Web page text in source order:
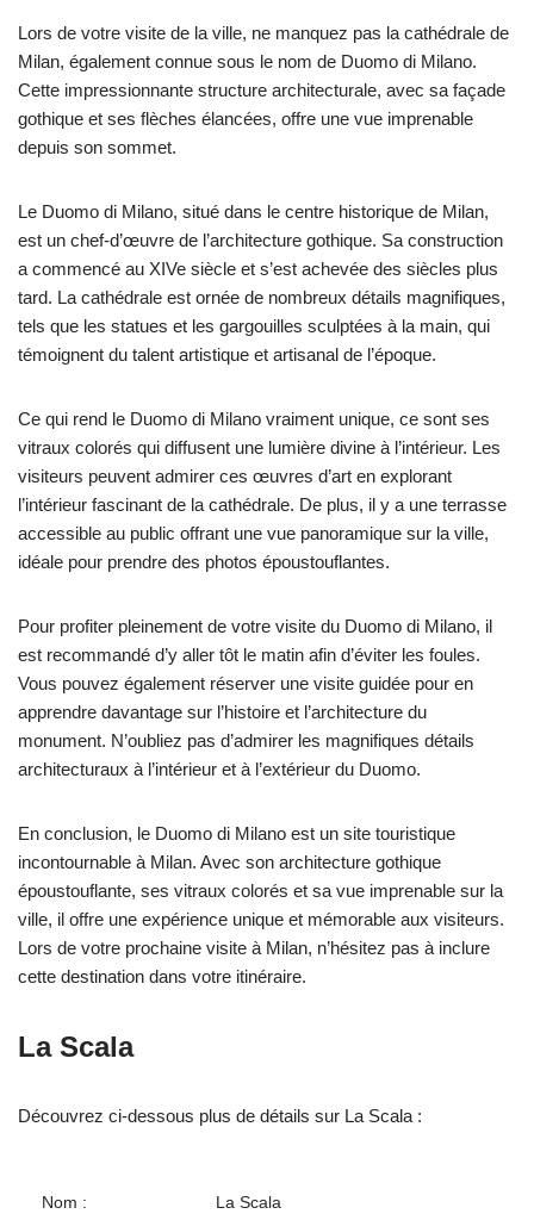
Lors de votre visite de la ville, ne manquez pas la cathédrale de
Milan, également connue sous le nom de Duomo di Milano.
Cette impressionnante structure architecturale, avec sa façade
gothique et ses flèches élancées, offre une vue imprenable
depuis son sommet.
Le Duomo di Milano, situé dans le centre historique de Milan,
est un chef-d’œuvre de l’architecture gothique. Sa construction
a commencé au XIVe siècle et s’est achevée des siècles plus
tard. La cathédrale est ornée de nombreux détails magnifiques,
tels que les statues et les gargouilles sculptées à la main, qui
témoignent du talent artistique et artisanal de l’époque.
Ce qui rend le Duomo di Milano vraiment unique, ce sont ses
vitraux colorés qui diffusent une lumière divine à l’intérieur. Les
visiteurs peuvent admirer ces œuvres d’art en explorant
l’intérieur fascinant de la cathédrale. De plus, il y a une terrasse
accessible au public offrant une vue panoramique sur la ville,
idéale pour prendre des photos époustouflantes.
Pour profiter pleinement de votre visite du Duomo di Milano, il
est recommandé d’y aller tôt le matin afin d’éviter les foules.
Vous pouvez également réserver une visite guidée pour en
apprendre davantage sur l’histoire et l’architecture du
monument. N’oubliez pas d’admirer les magnifiques détails
architecturaux à l’intérieur et à l’extérieur du Duomo.
En conclusion, le Duomo di Milano est un site touristique
incontournable à Milan. Avec son architecture gothique
époustouflante, ses vitraux colorés et sa vue imprenable sur la
ville, il offre une expérience unique et mémorable aux visiteurs.
Lors de votre prochaine visite à Milan, n’hésitez pas à inclure
cette destination dans votre itinéraire.
La Scala
Découvrez ci-dessous plus de détails sur La Scala :
Nom : La Scala